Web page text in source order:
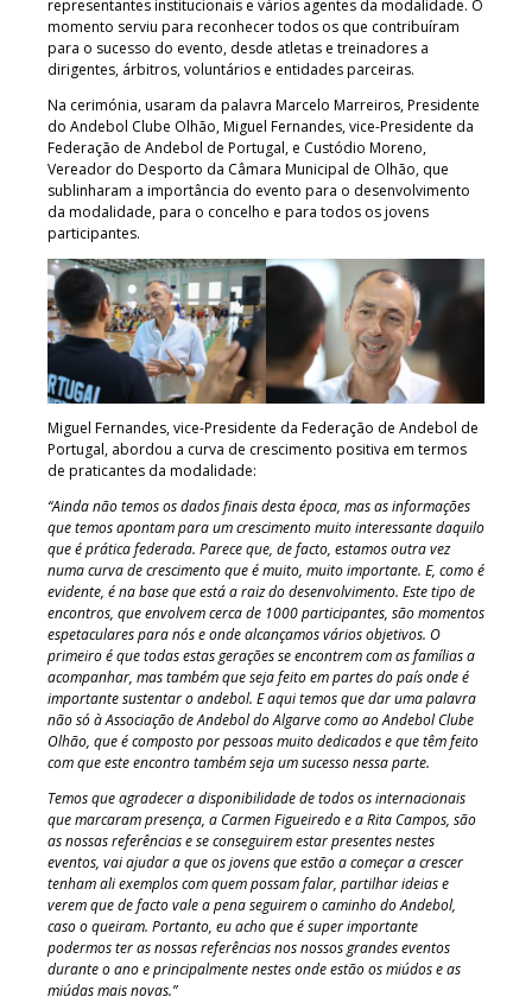
representantes institucionais e vários agentes da modalidade. O
momento serviu para reconhecer todos os que contribuíram
para o sucesso do evento, desde atletas e treinadores a
dirigentes, árbitros, voluntários e entidades parceiras.
Na cerimónia, usaram da palavra Marcelo Marreiros, Presidente
do Andebol Clube Olhão, Miguel Fernandes, vice-Presidente da
Federação de Andebol de Portugal, e Custódio Moreno,
Vereador do Desporto da Câmara Municipal de Olhão, que
sublinharam a importância do evento para o desenvolvimento
da modalidade, para o concelho e para todos os jovens
participantes.
Miguel Fernandes, vice-Presidente da Federação de Andebol de
Portugal, abordou a curva de crescimento positiva em termos
de praticantes da modalidade:
“Ainda não temos os dados finais desta época, mas as informações
que temos apontam para um crescimento muito interessante daquilo
que é prática federada. Parece que, de facto, estamos outra vez
numa curva de crescimento que é muito, muito importante. E, como é
evidente, é na base que está a raiz do desenvolvimento. Este tipo de
encontros, que envolvem cerca de 1000 participantes, são momentos
espetaculares para nós e onde alcançamos vários objetivos. O
primeiro é que todas estas gerações se encontrem com as famílias a
acompanhar, mas também que seja feito em partes do país onde é
importante sustentar o andebol. E aqui temos que dar uma palavra
não só à Associação de Andebol do Algarve como ao Andebol Clube
Olhão, que é composto por pessoas muito dedicados e que têm feito
com que este encontro também seja um sucesso nessa parte.
Temos que agradecer a disponibilidade de todos os internacionais
que marcaram presença, a Carmen Figueiredo e a Rita Campos, são
as nossas referências e se conseguirem estar presentes nestes
eventos, vai ajudar a que os jovens que estão a começar a crescer
tenham ali exemplos com quem possam falar, partilhar ideias e
verem que de facto vale a pena seguirem o caminho do Andebol,
caso o queiram. Portanto, eu acho que é super importante
podermos ter as nossas referências nos nossos grandes eventos
durante o ano e principalmente nestes onde estão os miúdos e as
miúdas mais novas.”